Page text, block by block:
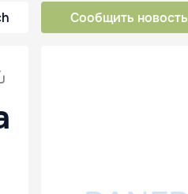
Сообщить новость